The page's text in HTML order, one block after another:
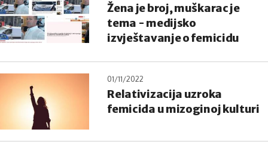
Žena je broj, muškarac je
tema - medijsko
izvještavanje o femicidu
01/11/2022
Relativizacija uzroka
femicida u mizoginoj kulturi